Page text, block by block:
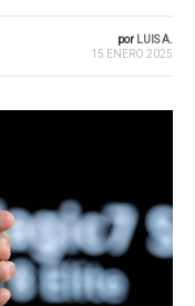
por LUIS A.
15 ENERO 2025